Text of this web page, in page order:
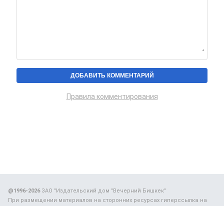
Правила комментирования
@1996-2026ЗАО "Издательский дом "Вечерний Бишкек"
При размещении материалов на сторонних ресурсах гиперссылка на